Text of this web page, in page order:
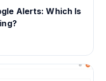
Alerts: Which Is